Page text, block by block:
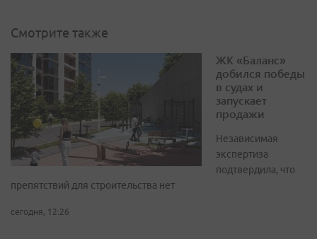
Смотрите также
ЖК «Баланс»
добился победы
в судах и
запускает
продажи
Независимая
экспертиза
подтвердила, что
препятствий для строительства нет
сегодня, 12:26